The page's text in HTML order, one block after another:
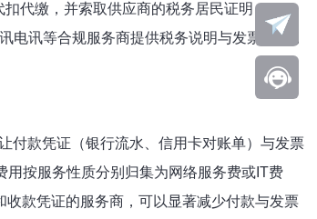
代缴，并索取供应商的税务居民证明
电讯等合规服务商提供税务说明与发票支持，
付款凭证（银行流水、信用卡对账单）与发票
用按服务性质分别归集为网络服务费或IT费
款凭证的服务商，可以显著减少付款与发票